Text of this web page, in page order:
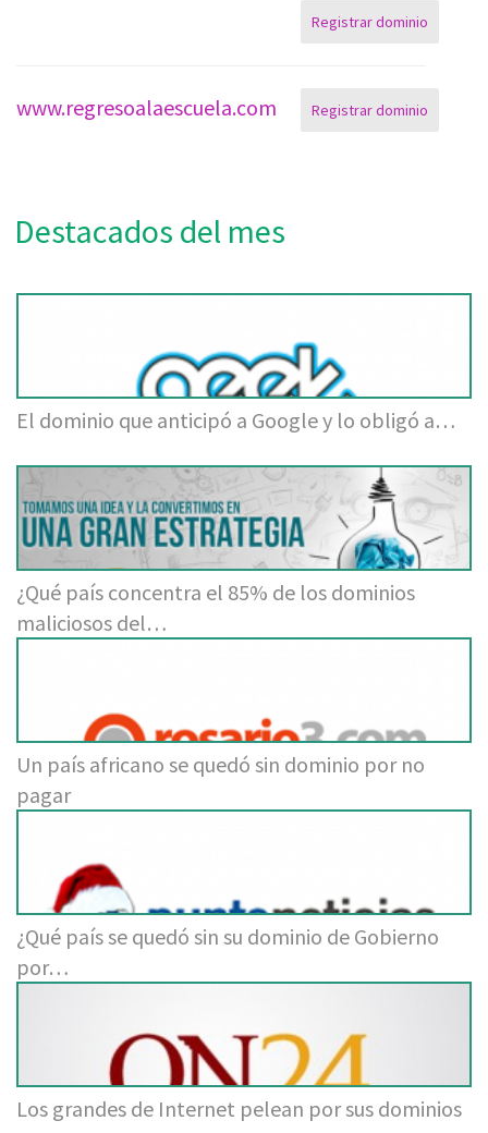
Registrar dominio
www.regresoalaescuela.com Registrar dominio
Destacados del mes
El dominio que anticipó a Google y lo obligó a…
¿Qué país concentra el 85% de los dominios
maliciosos del…
Un país africano se quedó sin dominio por no
pagar
¿Qué país se quedó sin su dominio de Gobierno
por…
Los grandes de Internet pelean por sus dominios